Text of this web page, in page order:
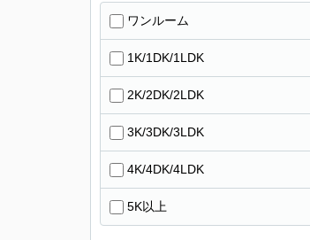
ワンルーム
1K/1DK/1LDK
2K/2DK/2LDK
3K/3DK/3LDK
4K/4DK/4LDK
5K以上